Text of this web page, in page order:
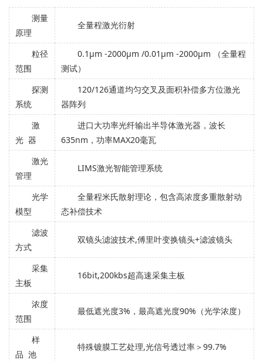
测量
原理
全量程激光衍射
粒径
范围
0.1μm -2000μm /0.01μm -2000μm （全量程
测试）
探测
系统
120/126通道均匀交叉及面积补偿多方位激光
器阵列
激
光 器
进口大功率光纤输出半导体激光器，波长
635nm，功率MAX20毫瓦
激光
管理
LIMS激光智能管理系统
光学
模型
全量程米氏散射理论，包含高浓度多重散射动
态补偿技术
滤波
方式
双镜头滤波技术,傅里叶变换镜头+滤波镜头
采集
主板
16bit,200kbs超高速采集主板
浓度
范围
最低遮光度3%，最高遮光度90%（光学浓度）
样
品 池
特殊镀膜工艺处理,光信号透过率＞99.7%